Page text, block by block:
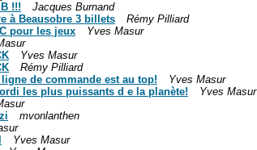
!!!
Jacques Burnand
à Beausobre 3 billets
Rémy Pilliard
pour les jeux
Yves Masur
Yves Masur
Rémy Pilliard
de commande est au top!
Yves Masur
les plus puissants d e la planète!
Yves Masur
mvonlanthen
Yves Masur